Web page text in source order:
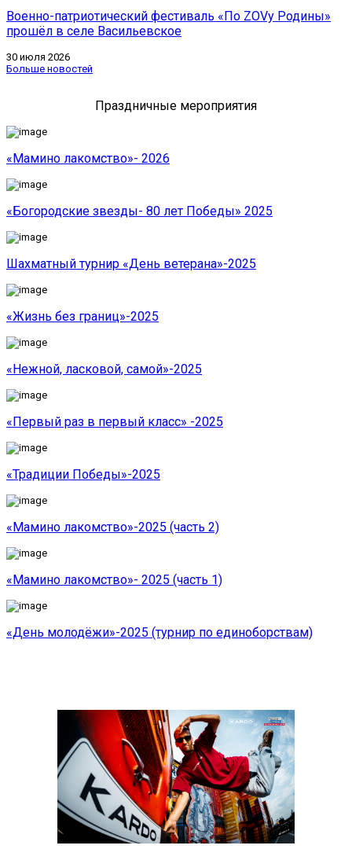
Военно-патриотический фестиваль «По ZOVу Родины»
прошёл в селе Васильевское
30 июля 2026
Больше новостей
Праздничные мероприятия
«Мамино лакомство»- 2026
«Богородские звезды- 80 лет Победы» 2025
Шахматный турнир «День ветерана»-2025
«Жизнь без границ»-2025
«Нежной, ласковой, самой»-2025
«Первый раз в первый класс» -2025
«Традиции Победы»-2025
«Мамино лакомство»-2025 (часть 2)
«Мамино лакомство»- 2025 (часть 1)
«День молодёжи»-2025 (турнир по единоборствам)